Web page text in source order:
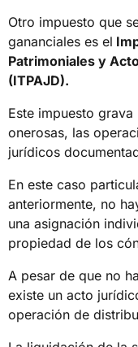
Otro impuesto que
gananciales es el
Patrimoniales y
(ITPAJD).
Este impuesto
onerosas, las
jurídicos
En este caso
anteriormente, no
una asignación
propiedad de los
A pesar de que no
existe un acto
operación de